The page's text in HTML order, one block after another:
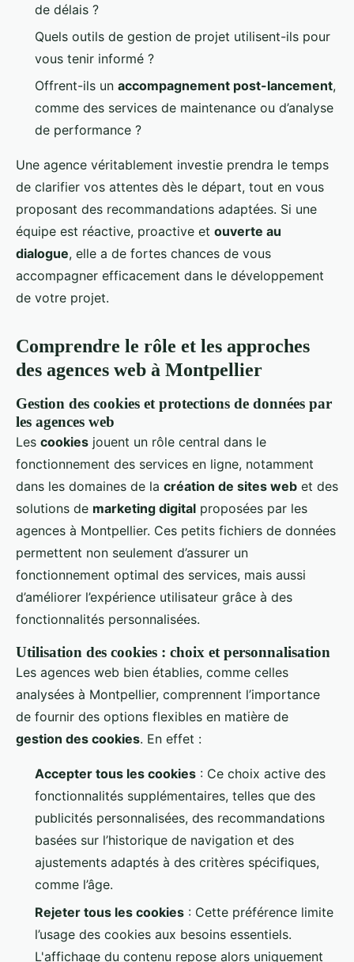
de délais ?
Quels outils de gestion de projet utilisent-ils pour
vous tenir informé ?
Offrent-ils un accompagnement post-lancement,
comme des services de maintenance ou d’analyse
de performance ?
Une agence véritablement investie prendra le temps
de clarifier vos attentes dès le départ, tout en vous
proposant des recommandations adaptées. Si une
équipe est réactive, proactive et ouverte au
dialogue, elle a de fortes chances de vous
accompagner efficacement dans le développement
de votre projet.
Comprendre le rôle et les approches
des agences web à Montpellier
Gestion des cookies et protections de données par
les agences web
Les cookies jouent un rôle central dans le
fonctionnement des services en ligne, notamment
dans les domaines de la création de sites web et des
solutions de marketing digital proposées par les
agences à Montpellier. Ces petits fichiers de données
permettent non seulement d’assurer un
fonctionnement optimal des services, mais aussi
d’améliorer l’expérience utilisateur grâce à des
fonctionnalités personnalisées.
Utilisation des cookies : choix et personnalisation
Les agences web bien établies, comme celles
analysées à Montpellier, comprennent l’importance
de fournir des options flexibles en matière de
gestion des cookies. En effet :
Accepter tous les cookies : Ce choix active des
fonctionnalités supplémentaires, telles que des
publicités personnalisées, des recommandations
basées sur l’historique de navigation et des
ajustements adaptés à des critères spécifiques,
comme l’âge.
Rejeter tous les cookies : Cette préférence limite
l’usage des cookies aux besoins essentiels.
L'affichage du contenu repose alors uniquement